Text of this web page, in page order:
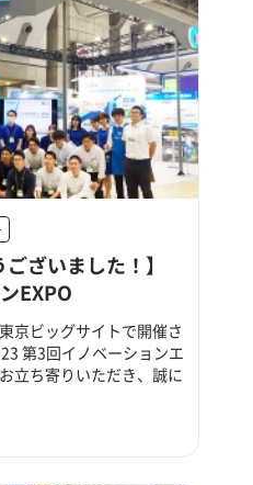
ざいました！】
EXPO
京ビッグサイトで開催さ
第3回イノベーションエ
立ち寄りいただき、誠に